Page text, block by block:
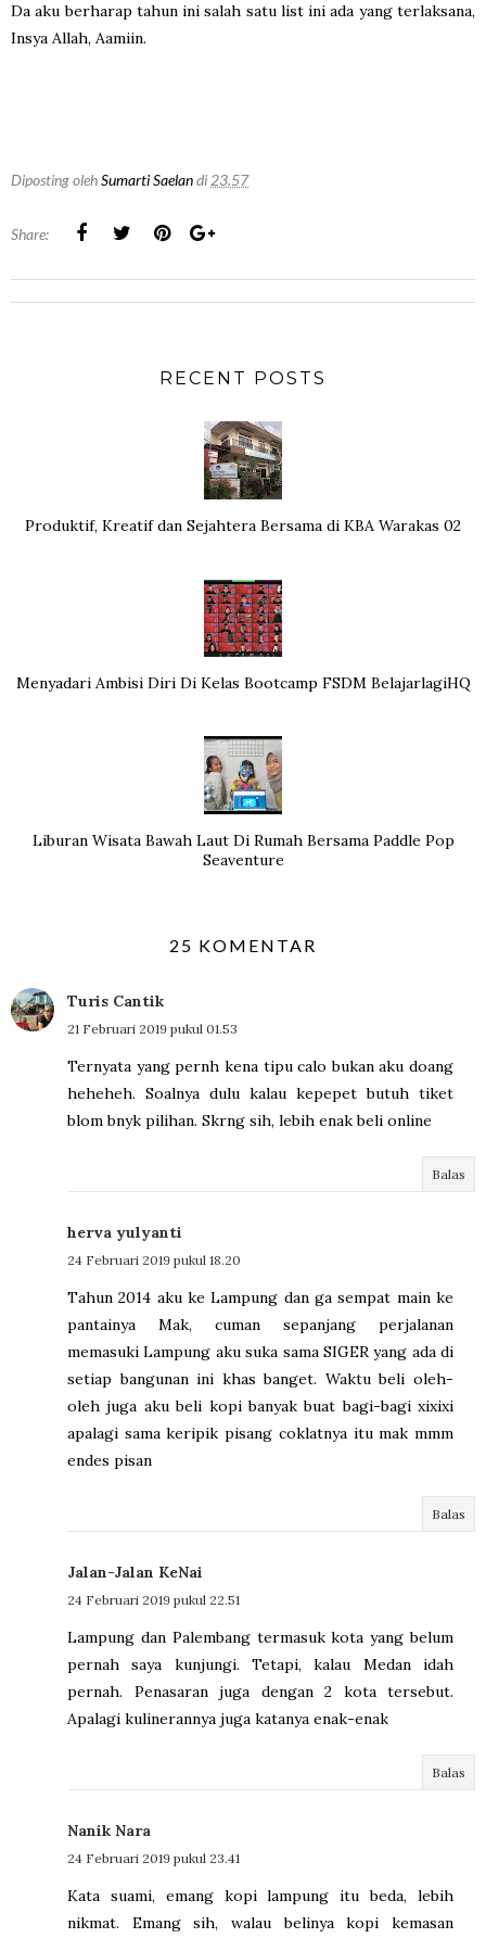
Da aku berharap tahun ini salah satu list ini ada yang terlaksana,
Insya Allah, Aamiin.
Diposting olehSumarti Saelandi 23.57
Share:
RECENT POSTS
Produktif, Kreatif dan Sejahtera Bersama di KBA Warakas 02
Menyadari Ambisi Diri Di Kelas Bootcamp FSDM BelajarlagiHQ
Liburan Wisata Bawah Laut Di Rumah Bersama Paddle Pop
Seaventure
25 KOMENTAR
Turis Cantik
21 Februari 2019 pukul 01.53
Ternyata yang pernh kena tipu calo bukan aku doang
heheheh. Soalnya dulu kalau kepepet butuh tiket
blom bnyk pilihan. Skrng sih, lebih enak beli online
Balas
herva yulyanti
24 Februari 2019 pukul 18.20
Tahun 2014 aku ke Lampung dan ga sempat main ke
pantainya Mak, cuman sepanjang perjalanan
memasuki Lampung aku suka sama SIGER yang ada di
setiap bangunan ini khas banget. Waktu beli oleh-
oleh juga aku beli kopi banyak buat bagi-bagi xixixi
apalagi sama keripik pisang coklatnya itu mak mmm
endes pisan
Balas
Jalan-Jalan KeNai
24 Februari 2019 pukul 22.51
Lampung dan Palembang termasuk kota yang belum
pernah saya kunjungi. Tetapi, kalau Medan idah
pernah. Penasaran juga dengan 2 kota tersebut.
Apalagi kulinerannya juga katanya enak-enak
Balas
Nanik Nara
24 Februari 2019 pukul 23.41
Kata suami, emang kopi lampung itu beda, lebih
nikmat. Emang sih, walau belinya kopi kemasan